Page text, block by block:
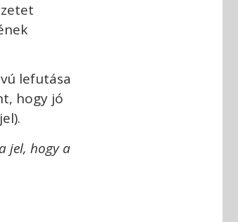
lefutása
hogy jó
jel, hogy a